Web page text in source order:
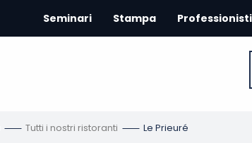
Seminari Stampa
Tutti i nostri ristoranti Le Prieuré